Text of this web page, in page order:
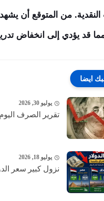
النقدية. من المتوقع أن
قد يؤدي إلى انخفاض
ايضا
يوليو 30, 2026
تقرير الصرف اليوم الخميس 30-7-2026 مسار
يوليو 18, 2026
نزول كبير ‎سعر الدولار الآن ..تحديث اسعار صرف الدولار امام...